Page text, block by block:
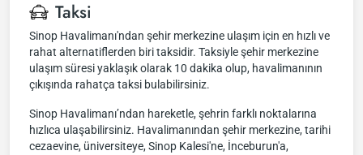
Taksi
Sinop Havalimanı'ndan şehir merkezine ulaşım için en hızlı ve
rahat alternatiflerden biri taksidir. Taksiyle şehir merkezine
ulaşım süresi yaklaşık olarak 10 dakika olup, havalimanının
çıkışında rahatça taksi bulabilirsiniz.
Sinop Havalimanı’ndan hareketle, şehrin farklı noktalarına
hızlıca ulaşabilirsiniz. Havalimanından şehir merkezine, tarihi
cezaevine, üniversiteye, Sinop Kalesi'ne, İnceburun'a,